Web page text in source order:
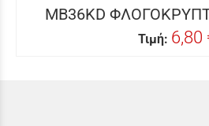
MB36KD
Τιμή: 6,80